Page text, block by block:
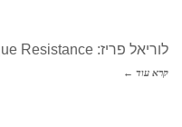
לוריאל פריז: Infallible Laque Resistance
קרא עוד ←